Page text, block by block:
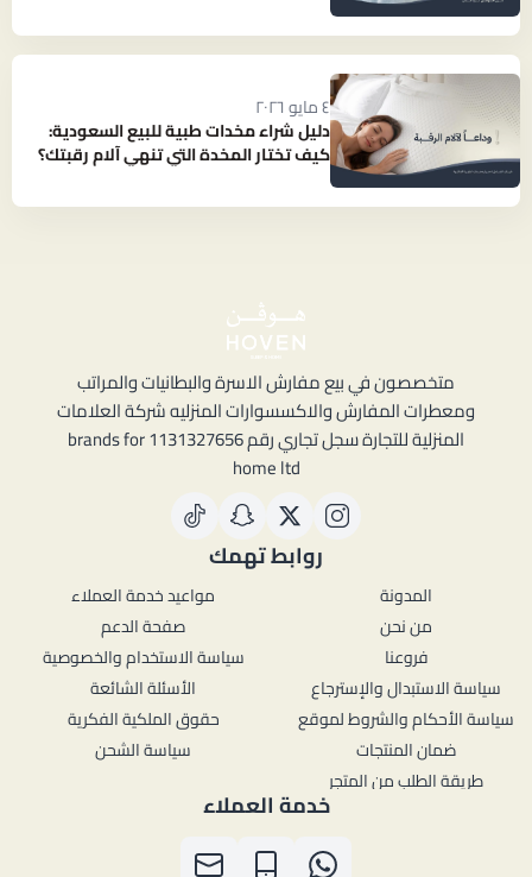
٤ مايو ٢٠٢٦
دليل شراء مخدات طبية للبيع السعودية:
كيف تختار المخدة التي تنهي آلام رقبتك؟
متخصصون في بيع مفارش الاسرة والبطانيات والمراتب
ومعطرات المفارش والاكسسوارات المنزليه شركة العلامات
المنزلية للتجارة سجل تجاري رقم 1131327656 brands for
home ltd
روابط تهمك
المدونة
من نحن
فروعنا
سياسة الاستبدال والإسترجاع
سياسة الأحكام والشروط لموقع
ضمان المنتجات
طريقة الطلب من المتجر
مواعيد خدمة العملاء
صفحة الدعم
سياسة الاستخدام والخصوصية
الأسئلة الشائعة
حقوق الملكية الفكرية
سياسة الشحن
خدمة العملاء